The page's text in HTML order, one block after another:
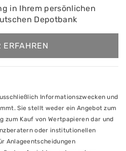
in Ihrem persönlichen
Depotbank
ERFAHREN
Informationszwecken und
Sie stellt weder ein Angebot zum
zum Kauf von Wertpapieren dar und
oder institutionellen
Anlageentscheidungen